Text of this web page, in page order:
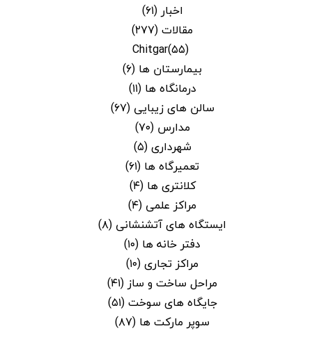
اخبار(۶۱)
مقالات(۲۷۷)
Chitgar(۵۵)
بیمارستان ها (۶)
درمانگاه ها (۱۱)
سالن های زیبایی (۶۷)
مدارس (۷۰)
شهرداری(۵)
تعمیرگاه ها (۶۱)
کلانتری ها (۴)
مراکز علمی (۴)
ایستگاه های آتشنشانی (۸)
دفتر خانه ها (۱۰)
مراکز تجاری(۱۰)
مراحل ساخت و ساز(۴۱)
جایگاه های سوخت(۵۱)
سوپر مارکت ها (۸۷)